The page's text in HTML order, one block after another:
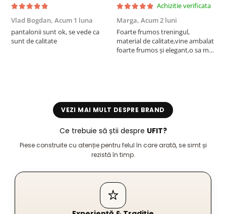
Vlad Bogdan, Acum 1 luna
pantalonii sunt ok, se vede ca
sunt de calitate
Achizitie verificata
Marga, Acum 2 luni
Foarte frumos treningul,
material de calitate,vine ambalat
foarte frumos și elegant,o sa mai
VEZI MAI MULT DESPRE BRAND
Ce trebuie să știi despre UFIT?
Piese construite cu atenție pentru felul în care arată, se simt și
rezistă în timp.